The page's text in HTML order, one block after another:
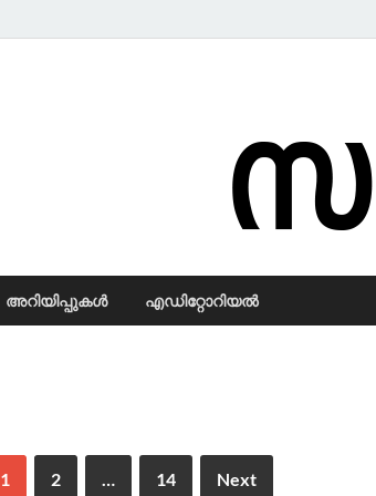
അറിയിപ്പുകള്‍ എഡിറ്റോറിയല്‍
1 2 14 Next